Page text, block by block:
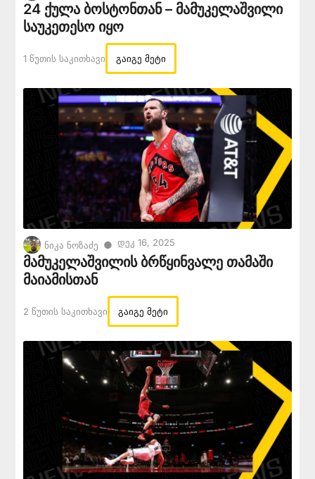
24 ქულა ბოსტონთან – მამუკელაშვილი
საუკეთესო იყო
1 Წუთის Საკითხავი გაიგე მეტი
ნიკა ნოზაძე ● Დეკ 16, 2025
მამუკელაშვილის ბრწყინვალე თამაში
მაიამისთან
2 Წუთის Საკითხავი გაიგე მეტი